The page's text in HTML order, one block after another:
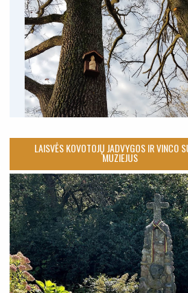
LAISVĖS KOVOTOJŲ JADVYGOS IR VINCO
MUZIEJUS